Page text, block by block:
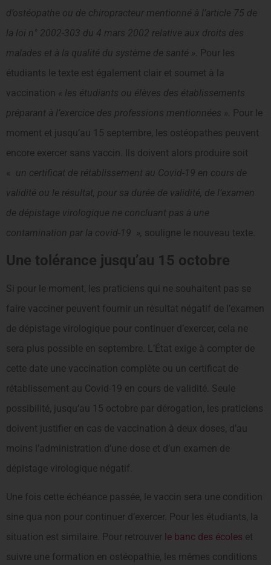
d’ostéopathe ou de chiropracteur mentionné à l’article 75 de
la loi n° 2002-303 du 4 mars 2002 relative aux droits des
malades et à la qualité du système de santé ».
Pour les
étudiants le texte est également clair et soumet à la
vaccination « les étudiants ou élèves des établissements
préparant à l’exercice des professions mentionnées ».
Pour le
moment et jusqu’au 15 septembre, les ostéopathes peuvent
encore exercer sans vaccin. Ils doivent alors produire soit
« un certificat de rétablissement au Covid-19 en cours de
validité ou le résultat, pour sa durée de validité, de l’examen
de dépistage virologique ne concluant pas à une
contamination par la covid-19 », souligne le nouveau texte.
Une tolérance jusqu’au 15 octobre
Si pour le moment, les praticiens qui ne souhaitent pas se
faire vacciner peuvent fournir un résultat négatif de l’examen
de dépistage virologique pour continuer d’exercer, cela ne
sera plus possible en septembre. L’État exige à compter de
cette date une vaccination complète ou un certificat de
rétablissement au Covid-19 en cours de validité. Seule
possibilité, jusqu’au 15 octobre par dérogation, les praticiens
doivent justifier en cas de vaccination à deux doses, d’au
moins l’administration d’une dose et d’un examen de
dépistage virologique négatif.
Une fois cette échéance passée, le vaccin sera une condition
sine qua non pour continuer d’exercer. Pour les étudiants, la
situation est similaire. Pour retrouver le banc des écoles et
suivre une formation en ostéopathie, les mêmes conditions